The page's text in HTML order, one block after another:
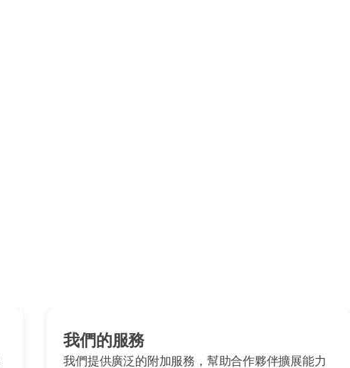
我們的服務
我們提供廣泛的附加服務，幫助合作夥伴擴展能力